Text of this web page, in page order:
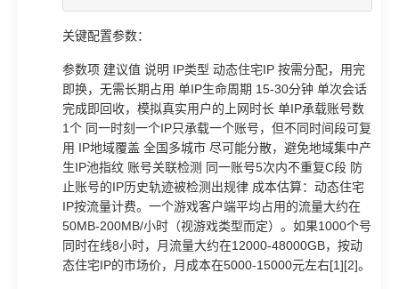
关键配置参数：
参数项 建议值 说明 IP类型 动态住宅IP 按需分配，用完
即换，无需长期占用 单IP生命周期 15-30分钟 单次会话
完成即回收，模拟真实用户的上网时长 单IP承载账号数
1个 同一时刻一个IP只承载一个账号，但不同时间段可复
用 IP地域覆盖 全国多城市 尽可能分散，避免地域集中产
生IP池指纹 账号关联检测 同一账号5次内不重复C段 防
止账号的IP历史轨迹被检测出规律 成本估算：动态住宅
IP按流量计费。一个游戏客户端平均占用的流量大约在
50MB-200MB/小时（视游戏类型而定）。如果1000个号
同时在线8小时，月流量大约在12000-48000GB，按动
态住宅IP的市场价，月成本在5000-15000元左右[1][2]。